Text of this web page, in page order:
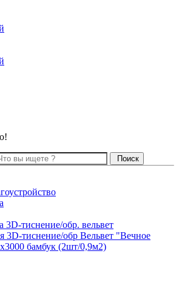
Поиск
3D-тиснение/обр. вельвет
3D-тиснение/обр Вельвет "Вечное
бамбук (2шт/0,9м2)